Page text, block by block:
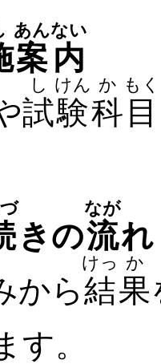
案
あん
内
ない
試
し
験
けん
科
か
目
もく
きの流
なが
れ
から結
けっ
果
か
す。